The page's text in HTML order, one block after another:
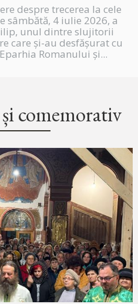
despre trecerea la cele
sâmbătă, 4 iulie 2026, a
unul dintre slujitorii
care și-au desfășurat cu
Romanului și...
comemorativ